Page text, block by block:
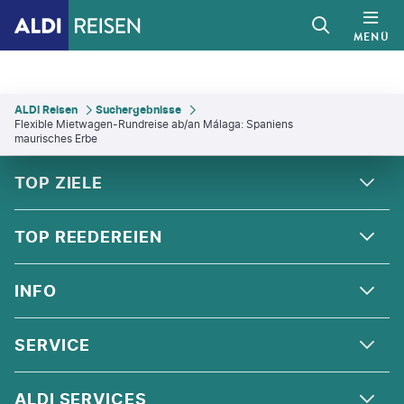
MENÜ
ALDI Reisen
Suchergebnisse
Flexible Mietwagen-Rundreise ab/an Málaga: Spaniens
maurisches Erbe
TOP ZIELE
ALPEN
ANDALUSIEN
ORIENT
NORDSEE
TOP REEDEREIEN
COSTA KREUZFAHRTEN
MSC CRUISES
HOLLAND AMERICA LINE
INFO
ÜBER UNS
QUALITÄT
SERVICE
KONTAKT
ALDI SERVICES